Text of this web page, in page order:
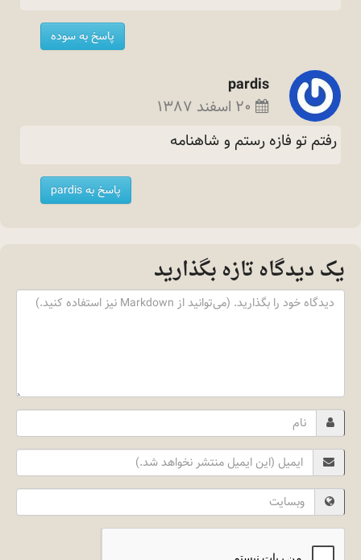
پاسخ به سوده
pardis
۲۰ اسفند ۱۳۸۷
رفتم تو فازه رستم و شاهنامه
پاسخ به pardis
یک دیدگاه تازه بگذارید
Content
Name
Email
Website